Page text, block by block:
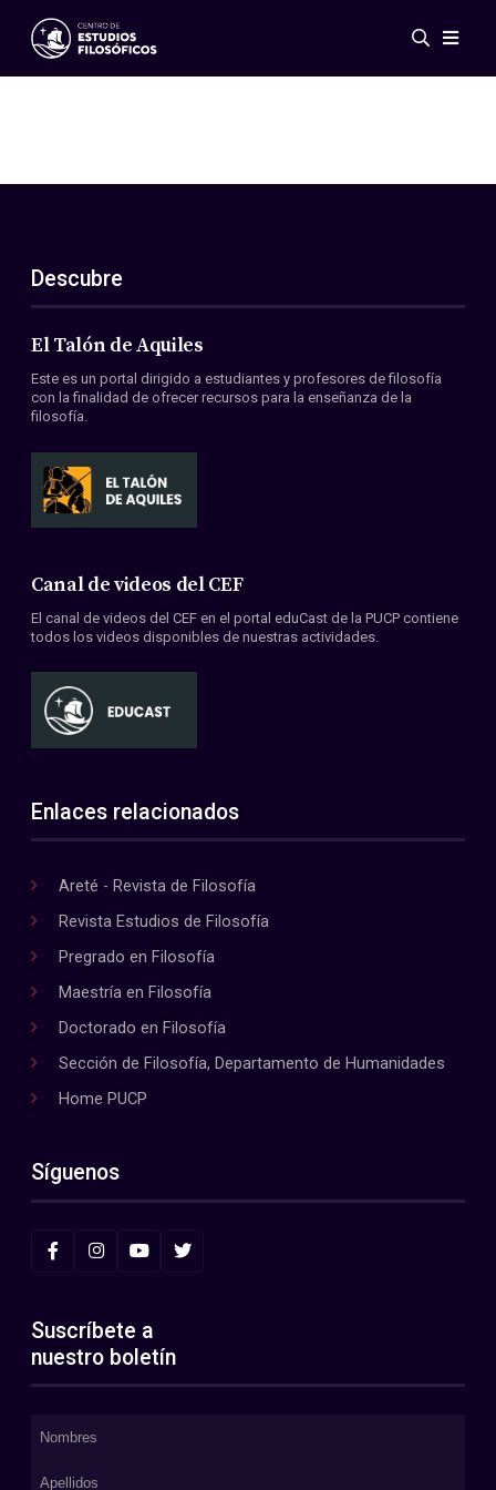
Eventos
ES
EN
Acerca de nosotros
Miembros
Convenios
Descubre
El Talón de Aquiles
Este es un portal dirigido a estudiantes y profesores de filosofía
con la finalidad de ofrecer recursos para la enseñanza de la
filosofía.
Canal de videos del CEF
El canal de videos del CEF en el portal eduCast de la PUCP contiene
todos los videos disponibles de nuestras actividades.
Enlaces relacionados
Areté - Revista de Filosofía
Revista Estudios de Filosofía
Pregrado en Filosofía
Maestría en Filosofía
Doctorado en Filosofía
Sección de Filosofía, Departamento de Humanidades
Home PUCP
Síguenos
Suscríbete a
nuestro boletín